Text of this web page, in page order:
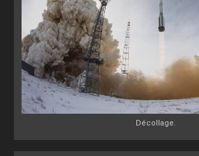
Décollage.